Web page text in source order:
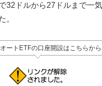
32ドルから27ドルまで一
。
オートETFの口座開設はこちらから